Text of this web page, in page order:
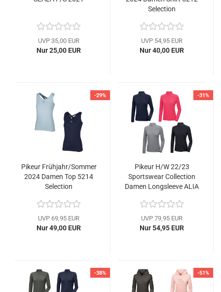
UVP 35,00 EUR
Nur 25,00 EUR
Selection
UVP 54,95 EUR
Nur 40,00 EUR
-29%
Pikeur Frühjahr/Sommer
2024 Damen Top 5214
Selection
UVP 69,95 EUR
Nur 49,00 EUR
-31%
Pikeur H/W 22/23
Sportswear Collection
Damen Longsleeve ALIA
UVP 79,95 EUR
Nur 54,95 EUR
-38% -51%